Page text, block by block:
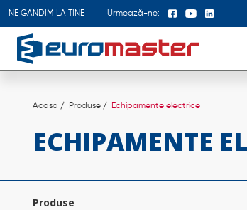
NE GANDIM LA TINE Urmează-ne:
Acasa Produse Echipamente electrice
ECHIPAMENTE
Produse